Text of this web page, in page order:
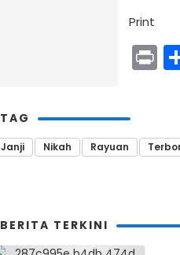
Print
TAG
Janji Nikah Rayuan
BERITA TERKINI